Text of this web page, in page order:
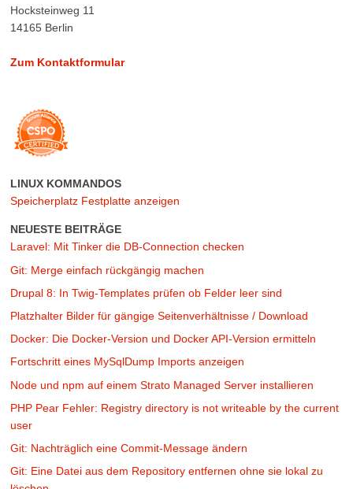
Hocksteinweg 11
14165 Berlin
Zum Kontaktformular
LINUX KOMMANDOS
Speicherplatz Festplatte anzeigen
NEUESTE BEITRÄGE
Laravel: Mit Tinker die DB-Connection checken
Git: Merge einfach rückgängig machen
Drupal 8: In Twig-Templates prüfen ob Felder leer sind
Platzhalter Bilder für gängige Seitenverhältnisse / Download
Docker: Die Docker-Version und Docker API-Version ermitteln
Fortschritt eines MySqlDump Imports anzeigen
Node und npm auf einem Strato Managed Server installieren
PHP Pear Fehler: Registry directory is not writeable by the current
user
Git: Nachträglich eine Commit-Message ändern
Git: Eine Datei aus dem Repository entfernen ohne sie lokal zu